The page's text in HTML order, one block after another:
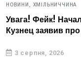
НОВИНИ, ХМІЛЬНИЧЧИНА
Увага! Фейк!
Кузнец заявив
3 серпня, 2026